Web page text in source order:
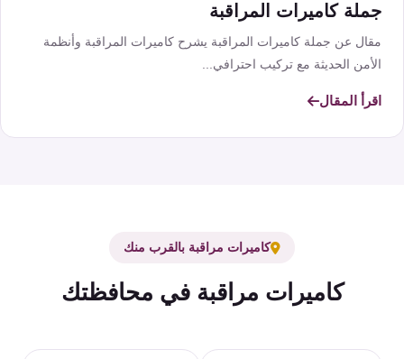
جملة كاميرات المراقبة
مقال عن جملة كاميرات المراقبة يشرح كاميرات المراقبة وأنظمة
الأمن الحديثة مع تركيب احترافي...
اقرأ المقال
كاميرات مراقبة بالقرب منك
كاميرات مراقبة في محافظتك